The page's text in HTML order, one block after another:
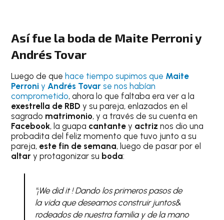
Así fue la boda de Maite Perroni y
Andrés Tovar
Luego de quehace tiempo supimos que Maite
Perroni y Andrés Tovar se nos habían
comprometido, ahora lo que faltaba era ver a la
exestrella de RBD y su pareja, enlazados en el
sagrado matrimonio, y a través de su cuenta en
Facebook, la guapa cantantey actriznos dio una
probadita del feliz momento que tuvo junto a su
pareja, este fin de semana, luego de pasar por el
altar y protagonizar su boda:
"¡We did it ! Dando los primeros pasos de
la vida que deseamos construir juntos&
rodeados de nuestra familia y de la mano